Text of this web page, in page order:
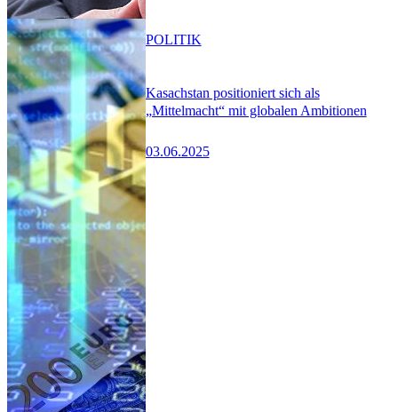
Kasachstan positioniert sich als
„Mittelmacht“ mit globalen Ambitionen
03.06.2025
POLITIK